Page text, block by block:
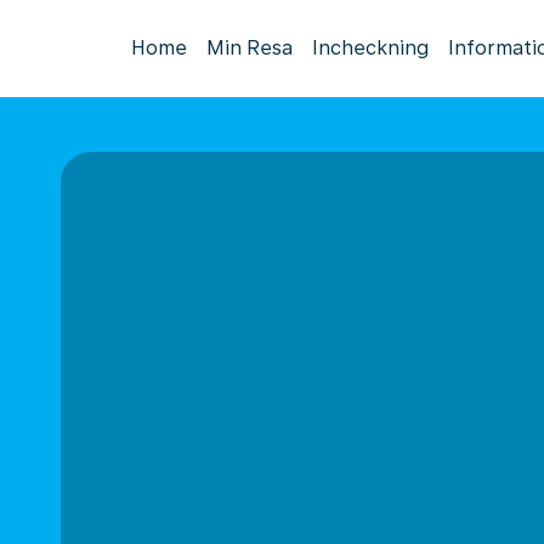
Home Min Resa Incheckning